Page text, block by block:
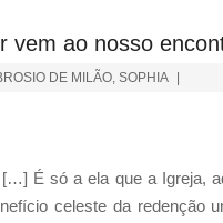
vem ao nosso
DE MILÃO, SOPHIA
É só a ela que a Igreja,
celeste da redenção